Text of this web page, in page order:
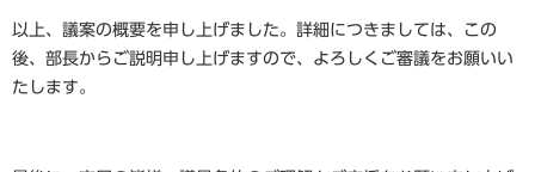
以上、議案の概要を申し上げました。詳細につきましては、この
後、部長からご説明申し上げますので、よろしくご審議をお願いい
たします。